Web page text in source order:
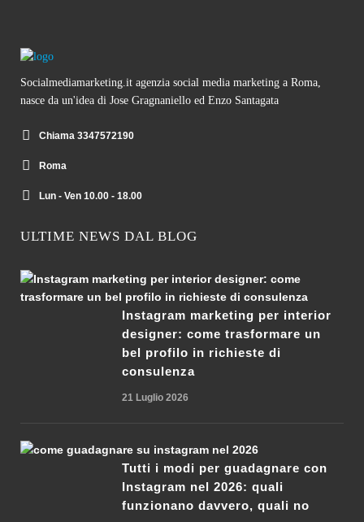
Socialmediamarketing.it agenzia social media marketing a Roma,
nasce da un'idea di Jose Gragnaniello ed Enzo Santagata
Chiama 3347572190
Roma
Lun - Ven 10.00 - 18.00
ULTIME NEWS DAL BLOG
Instagram marketing per interior
designer: come trasformare un
bel profilo in richieste di
consulenza
21 Luglio 2026
Tutti i modi per guadagnare con
Instagram nel 2026: quali
funzionano davvero, quali no